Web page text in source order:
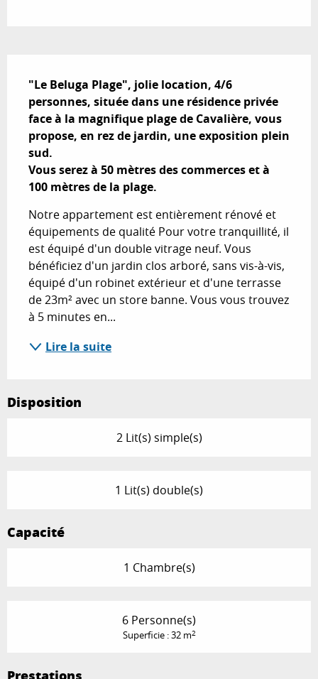
"Le Beluga Plage", jolie location, 4/6
personnes, située dans une résidence privée
face à la magnifique plage de Cavalière, vous
propose, en rez de jardin, une exposition plein
sud.
Vous serez à 50 mètres des commerces et à
100 mètres de la plage.
Notre appartement est entièrement rénové et
équipements de qualité Pour votre tranquillité, il
est équipé d'un double vitrage neuf. Vous
bénéficiez d'un jardin clos arboré, sans vis-à-vis,
équipé d'un robinet extérieur et d'une terrasse
de 23m² avec un store banne. Vous vous trouvez
à 5 minutes en...
Lire la suite
Disposition
2 Lit(s) simple(s)
1 Lit(s) double(s)
Capacité
1 Chambre(s)
6 Personne(s)
Superficie : 32 m2